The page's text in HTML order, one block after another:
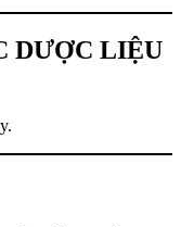
DƯỢC LIỆU